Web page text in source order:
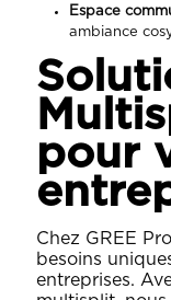
Espace
ambiance
pour
Chez GREE
besoins
entreprises.